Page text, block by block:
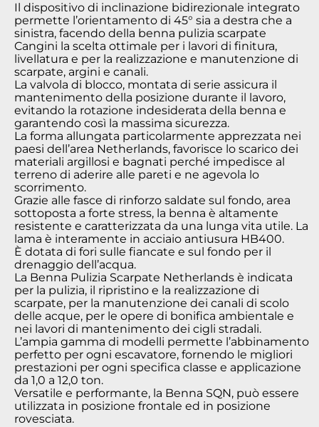
Il dispositivo di inclinazione bidirezionale integrato
permette l’orientamento di 45° sia a destra che a
sinistra, facendo della benna pulizia scarpate
Cangini la scelta ottimale per i lavori di finitura,
livellatura e per la realizzazione e manutenzione di
scarpate, argini e canali.
La valvola di blocco, montata di serie assicura il
mantenimento della posizione durante il lavoro,
evitando la rotazione indesiderata della benna e
garantendo così la massima sicurezza.
La forma allungata particolarmente apprezzata nei
paesi dell’area Netherlands, favorisce lo scarico dei
materiali argillosi e bagnati perché impedisce al
terreno di aderire alle pareti e ne agevola lo
scorrimento.
Grazie alle fasce di rinforzo saldate sul fondo, area
sottoposta a forte stress, la benna è altamente
resistente e caratterizzata da una lunga vita utile. La
lama è interamente in acciaio antiusura HB400.
È dotata di fori sulle fiancate e sul fondo per il
drenaggio dell’acqua.
La Benna Pulizia Scarpate Netherlands è indicata
per la pulizia, il ripristino e la realizzazione di
scarpate, per la manutenzione dei canali di scolo
delle acque, per le opere di bonifica ambientale e
nei lavori di mantenimento dei cigli stradali.
L’ampia gamma di modelli permette l’abbinamento
perfetto per ogni escavatore, fornendo le migliori
prestazioni per ogni specifica classe e applicazione
da 1,0 a 12,0 ton.
Versatile e performante, la Benna SQN, può essere
utilizzata in posizione frontale ed in posizione
rovesciata.